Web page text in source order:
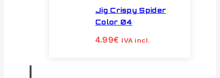
Jig Crispy Spider
Color 04
4.99€ IVA incl.